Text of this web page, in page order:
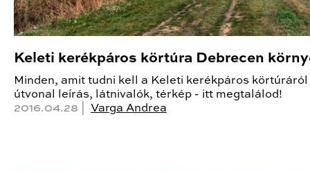
Keleti kerékpáros körtúra Debrecen
Minden, amit tudni kell a Keleti kerékpáros körtúráról
útvonal leírás, látnivalók, térkép - itt megtalálod!
2016.04.28 | Varga Andrea